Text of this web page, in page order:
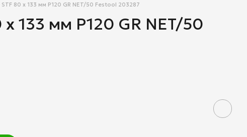
80 x 133 мм P120 GR NET/50 Festool 203287
133 мм P120 GR NET/50